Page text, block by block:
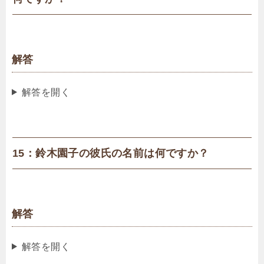
解答
解答を開く
15：鈴木園子の彼氏の名前は何ですか？
解答
解答を開く